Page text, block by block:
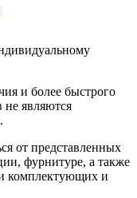
и более быстрого
не являются
от представленных
фурнитуре, а также
комплектующих и